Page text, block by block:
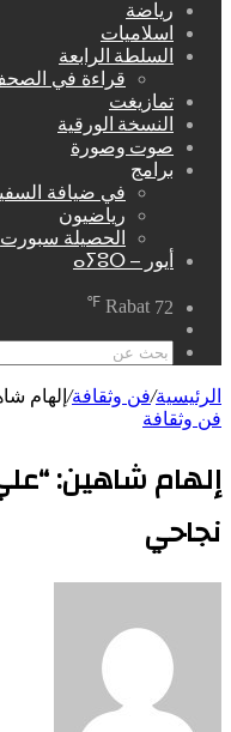
رياضة
اسلاميات
السلطة الرابعة
قراءة في
تمازيغت
النسخة الورقية
صوت وصورة
برامج
في ضيافة
رياضيون
الحصيلة سبورت
أيور – ⴰⵢⵓⵔ
Rabat 72
℉
عشوائي
الرئيسية/فن وثقافة/ إلهام
فن وثقافة
إلهام شاهين:
نجاحي